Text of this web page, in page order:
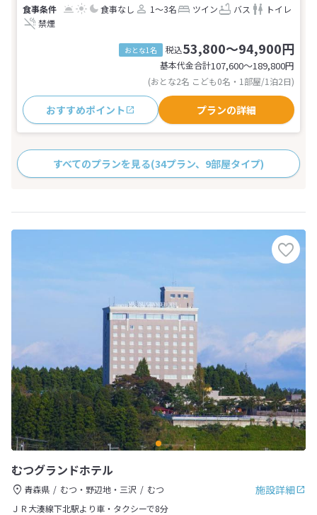
食事なし 1～3名 ツイン バス
トイレ
禁煙
おとな1名 税込53,800～94,900円
基本代金合計107,600〜189,800円
(おとな2名 こども0名・1部屋/1泊2日)
おすすめポイント プランの詳細
すべてのプランを見る(34プラン、9部屋タイプ)
むつグランドホテル
施設詳細
青森県 むつ・野辺地・三沢
むつ
ＪＲ大湊線下北駅より車・タクシーで8分